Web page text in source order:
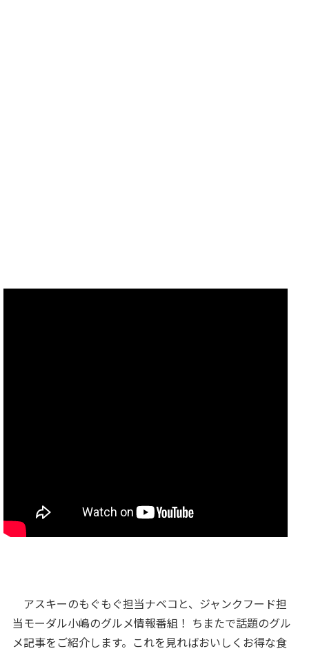
アスキーのもぐもぐ担当ナベコと、ジャンクフード担
当モーダル小嶋のグルメ情報番組！ ちまたで話題のグル
メ記事をご紹介します。これを見ればおいしくお得な食